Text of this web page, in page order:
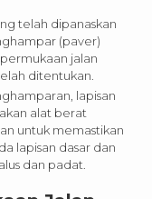
telah dipanaskan
(paver)
jalan
ditentukan.
lapisan
alat berat
untuk memastikan
lapisan dasar dan
dan padat.